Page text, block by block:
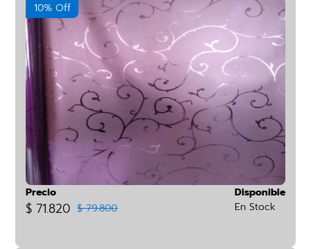
10% Off
Precio
$ 71.820 $ 79.800
Disponible
En Stock